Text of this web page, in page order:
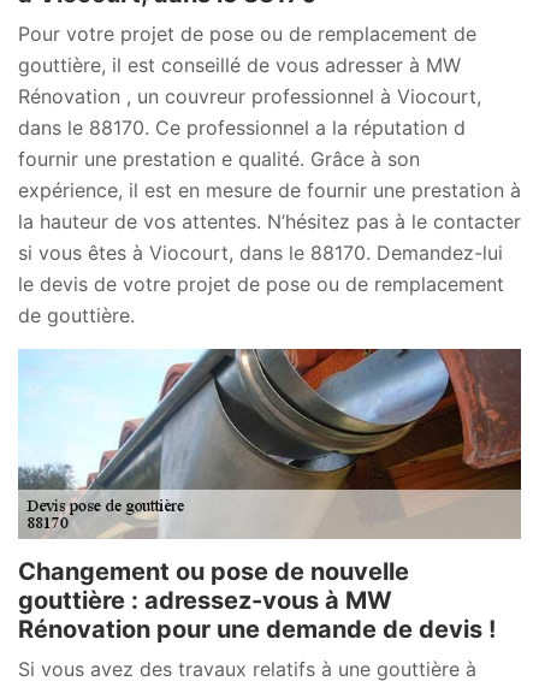
Pour votre projet de pose ou de remplacement de
gouttière, il est conseillé de vous adresser à MW
Rénovation , un couvreur professionnel à Viocourt,
dans le 88170. Ce professionnel a la réputation d
fournir une prestation e qualité. Grâce à son
expérience, il est en mesure de fournir une prestation à
la hauteur de vos attentes. N’hésitez pas à le contacter
si vous êtes à Viocourt, dans le 88170. Demandez-lui
le devis de votre projet de pose ou de remplacement
de gouttière.
Changement ou pose de nouvelle
gouttière : adressez-vous à MW
Rénovation pour une demande de devis !
Si vous avez des travaux relatifs à une gouttière à